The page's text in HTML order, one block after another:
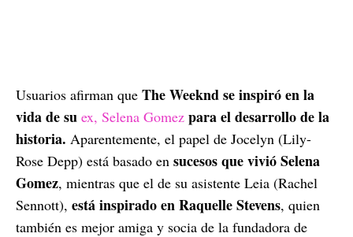
Usuarios afirman que The Weeknd se inspiró en la
vida de su ex, Selena Gomez para el desarrollo de la
historia. Aparentemente, el papel de Jocelyn (Lily-
Rose Depp) está basado en sucesos que vivió Selena
Gomez, mientras que el de su asistente Leia (Rachel
Sennott), está inspirado en Raquelle Stevens, quien
también es mejor amiga y socia de la fundadora de